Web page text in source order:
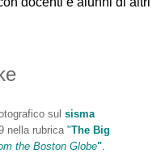
sul sisma
nella rubrica "The Big
the Boston Globe"